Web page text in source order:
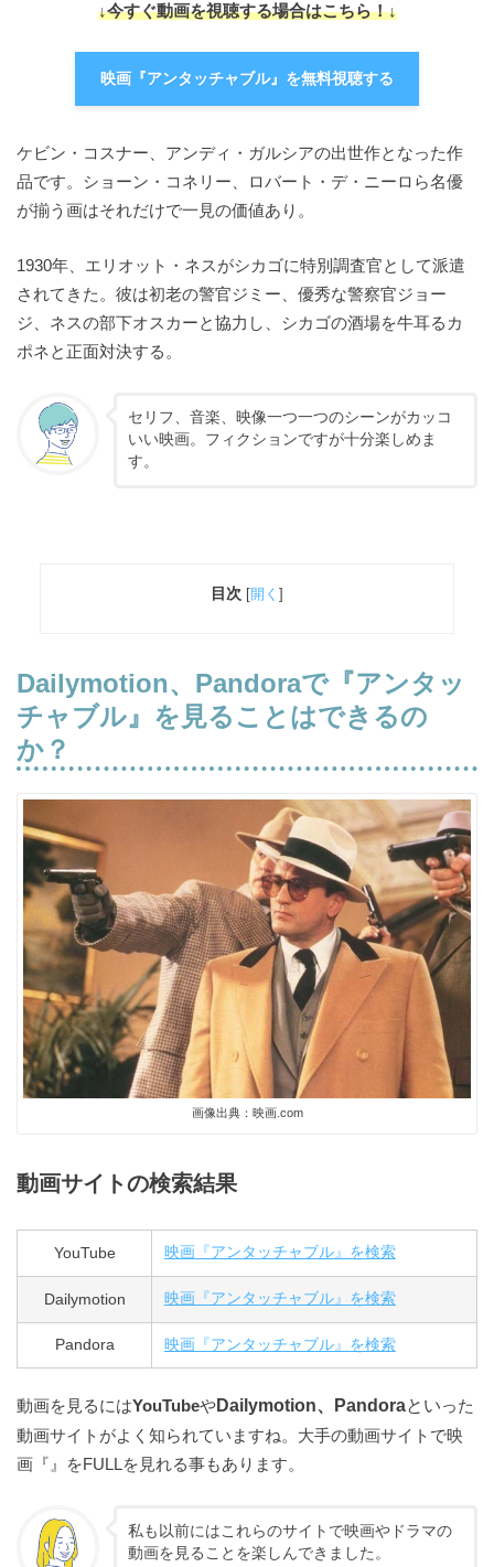
↓今すぐ動画を視聴する場合はこちら！↓
映画『アンタッチャブル』を無料視聴する
ケビン・コスナー、アンディ・ガルシアの出世作となった作
品です。ショーン・コネリー、ロバート・デ・ニーロら名優
が揃う画はそれだけで一見の価値あり。
1930年、エリオット・ネスがシカゴに特別調査官として派遣
されてきた。彼は初老の警官ジミー、優秀な警察官ジョー
ジ、ネスの部下オスカーと協力し、シカゴの酒場を牛耳るカ
ポネと正面対決する。
セリフ、音楽、映像一つ一つのシーンがカッコ
いい映画。フィクションですが十分楽しめま
す。
目次 [開く ]
Dailymotion、Pandoraで『アンタッ
チャブル』を見ることはできるの
か？
画像出典：映画.com
動画サイトの検索結果
YouTube 映画『アンタッチャブル』を検索
Dailymotion 映画『アンタッチャブル』を検索
Pandora 映画『アンタッチャブル』を検索
動画を見るにはYouTubeやDailymotion、Pandoraといった
動画サイトがよく知られていますね。大手の動画サイトで映
画『』をFULLを見れる事もあります。
私も以前にはこれらのサイトで映画やドラマの
動画を見ることを楽しんできました。